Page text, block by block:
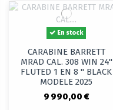
En stock
CARABINE BARRETT
MRAD CAL. 308 WIN 24"
FLUTED 1 EN 8 " BLACK
MODELE 2025
9 990,00 €